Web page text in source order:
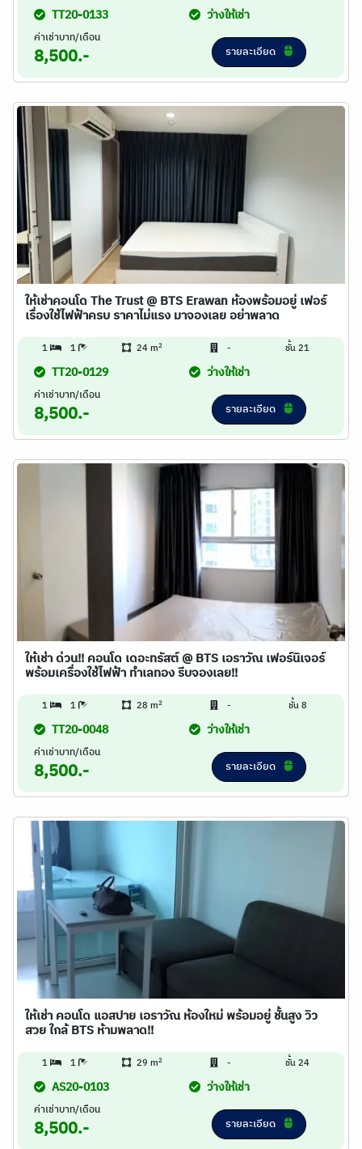
TT20-0133 ว่างให้เช่า
ค่าเช่าบาท/เดือน
8,500.- รายละเอียด
ให้เช่าคอนโด The Trust @ BTS Erawan ห้องพร้อมอยู่ เฟอร์
เรื่องใช้ไฟฟ้าครบ ราคาไม่แรง มาจองเลย อย่าพลาด
1 1 24 m2 - ชั้น 21
TT20-0129 ว่างให้เช่า
ค่าเช่าบาท/เดือน
8,500.- รายละเอียด
ให้เช่า ด่วน!! คอนโด เดอะทรัสต์ @ BTS เอราวัณ เฟอร์นิเจอร์
พร้อมเครื่องใช้ไฟฟ้า ทำเลทอง รีบจองเลย!!
1 1 28 m2 - ชั้น 8
TT20-0048 ว่างให้เช่า
ค่าเช่าบาท/เดือน
8,500.- รายละเอียด
ให้เช่า คอนโด แอสปาย เอราวัณ ห้องใหม่ พร้อมอยู่ ชั้นสูง วิว
สวย ใกล้ BTS ห้ามพลาด!!
1 1 29 m2 - ชั้น 24
AS20-0103 ว่างให้เช่า
ค่าเช่าบาท/เดือน
8,500.- รายละเอียด